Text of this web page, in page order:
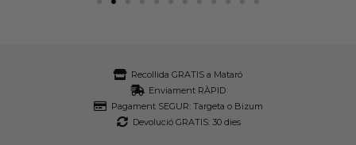
Recollida GRATIS a Mataró
Enviament RÀPID
Pagament SEGUR: Targeta o Bizum
Devolució GRATIS: 30 dies